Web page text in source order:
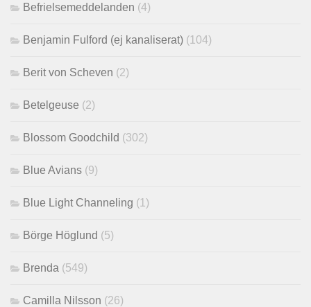
Befrielsemeddelanden (4)
Benjamin Fulford (ej kanaliserat) (104)
Berit von Scheven (2)
Betelgeuse (2)
Blossom Goodchild (302)
Blue Avians (9)
Blue Light Channeling (1)
Börge Höglund (5)
Brenda (549)
Camilla Nilsson (26)